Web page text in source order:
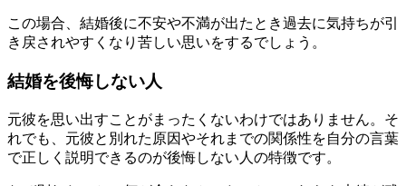
この場合、結婚後に不安や不満が出たとき過去に気持ちが引
き戻されやすくなり苦しい思いをするでしょう。
結婚を後悔しない人
元彼を思い出すことがまったくないわけではありません。そ
れでも、元彼と別れた原因やそれまでの関係性を自分の言葉
で正しく説明できるのが後悔しない人の特徴です。